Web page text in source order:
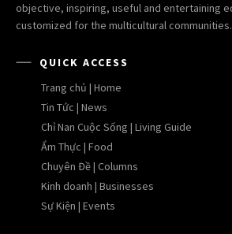
objective, inspiring, useful and entertaining
customized for the multicultural communities.
QUICK ACCESS
Trang chủ | Home
Tin Tức | News
Chỉ Nan Cuộc Sống | Living Guide
Ẩm Thực | Food
Chuyên Đề | Columns
Kinh doanh | Businesses
Sự Kiện | Events